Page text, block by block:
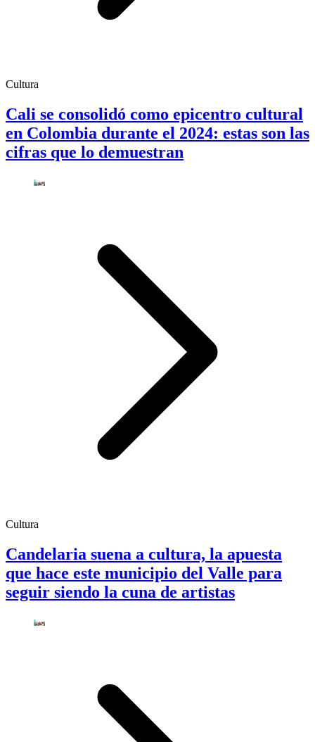
Cultura
Cali se consolidó como epicentro cultural
en Colombia durante el 2024: estas son las
cifras que lo demuestran
Cultura
Candelaria suena a cultura, la apuesta
que hace este municipio del Valle para
seguir siendo la cuna de artistas